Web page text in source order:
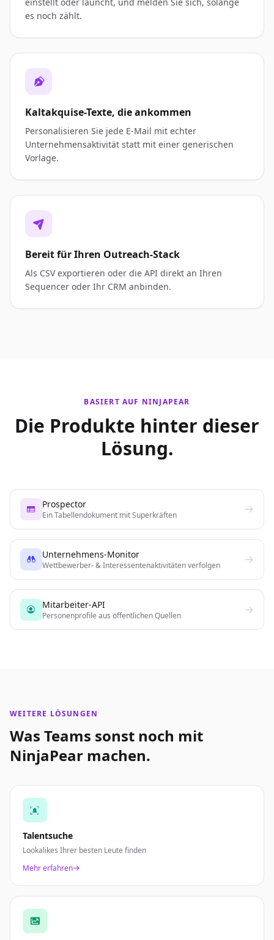
es noch zählt.
Kaltakquise-Texte, die ankommen
Personalisieren Sie jede E-Mail mit echter
Unternehmensaktivität statt mit einer generischen
Vorlage.
Bereit für Ihren Outreach-Stack
Als CSV exportieren oder die API direkt an Ihren
Sequencer oder Ihr CRM anbinden.
BASIERT AUF NINJAPEAR
Die Produkte hinter dieser
Lösung.
Prospector
Ein Tabellendokument mit Superkräften
Unternehmens-Monitor
Wettbewerber- & Interessentenaktivitäten verfolgen
Mitarbeiter-API
Personenprofile aus öffentlichen Quellen
WEITERE LÖSUNGEN
Was Teams sonst noch mit
NinjaPear machen.
Talentsuche
Lookalikes Ihrer besten Leute finden
Mehr erfahren